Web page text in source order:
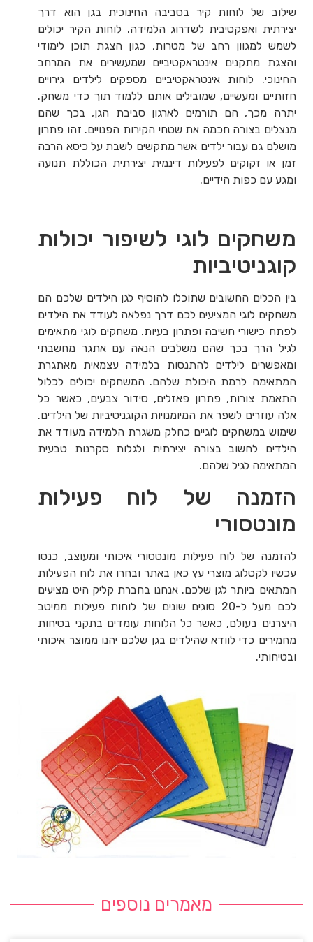
שילוב של לוחות קיר בסביבה החינוכית בגן הוא דרך
יצירתית ואפקטיבית לשדרוג הלמידה. לוחות הקיר יכולים
לשמש למגוון רחב של מטרות, כגון הצגת תוכן לימודי
והצגת מתקנים אינטראקטיביים שמעשירים את המרחב
החינוכי. לוחות אינטראקטיביים מספקים לילדים גירויים
חזותיים ומעשיים, שמובילים אותם ללמוד תוך כדי משחק.
יתרה מכך, הם תורמים לארגון סביבת הגן, בכך שהם
מנצלים בצורה חכמה את שטחי הקירות הפנויים. זהו פתרון
מושלם גם עבור ילדים אשר מתקשים לשבת על כיסא הרבה
זמן או זקוקים לפעילות דינמית יצירתית הכוללת תנועה
ומגע עם כפות הידיים.
משחקים לוגי לשיפור יכולות
קוגניטיביות
בין הכלים החשובים שתוכלו להוסיף לגן הילדים שלכם הם
משחקים לוגי המציעים לכם דרך נפלאה לעודד את הילדים
לפתח כישורי חשיבה ופתרון בעיות. משחקים לוגי מתאימים
לגיל הרך בכך שהם משלבים הנאה עם אתגר מחשבתי
ומאפשרים לילדים להתנסות בלמידה עצמאית מאתגרת
המתאימה לרמת היכולת שלהם. המשחקים יכולים לכלול
התאמת צורות, פתרון פאזלים, סידור צבעים, כאשר כל
אלה עוזרים לשפר את המיומנויות הקוגניטיביות של הילדים.
שימוש במשחקים לוגיים כחלק משגרת הלמידה מעודד את
הילדים לחשוב בצורה יצירתית ולגלות סקרנות טבעית
המתאימה לגיל שלהם.
הזמנה של לוח פעילות
מונטסורי
להזמנה של לוח פעילות מונטסורי איכותי ומעוצב, כנסו
עכשיו לקטלוג מוצרי עץ כאן באתר ובחרו את לוח הפעילות
המתאים ביותר לגן שלכם. אנחנו בחברת קליק היט מציעים
לכם מעל ל-20 סוגים שונים של לוחות פעילות ממיטב
היצרנים בעולם, כאשר כל הלוחות עומדים בתקני בטיחות
מחמירים כדי לוודא שהילדים בגן שלכם יהנו ממוצר איכותי
ובטיחותי.
מאמרים נוספים